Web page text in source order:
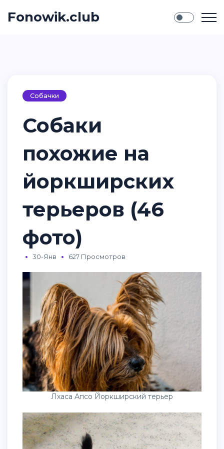
Fonowik.club
Собачки
Собаки
похожие на
йоркширских
терьеров (46
фото)
30-Янв 627 Просмотров
Лхаса Апсо Йоркширский терьер